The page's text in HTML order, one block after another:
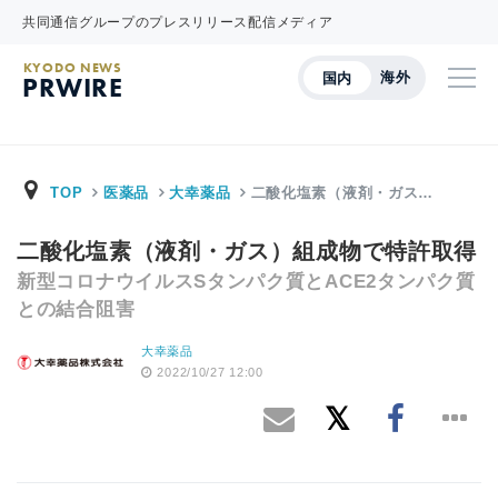
共同通信グループのプレスリリース配信メディア
国内 海外
KYODO NEWS
PRWIRE
TOP 医薬品 大幸薬品 二酸化塩素（液剤・ガス…
二酸化塩素（液剤・ガス）組成物で特許取得
新型コロナウイルスSタンパク質とACE2タンパク質
との結合阻害
大幸薬品
2022/10/27 12:00